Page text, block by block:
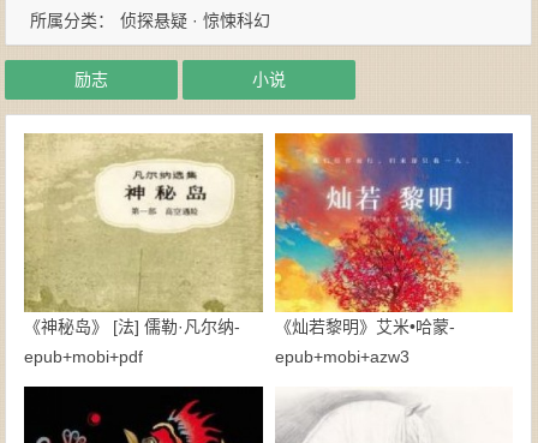
所属分类： 侦探悬疑 · 惊悚科幻
励志 小说
《神秘岛》 [法] 儒勒·凡尔纳-
epub+mobi+pdf
《灿若黎明》艾米•哈蒙-
epub+mobi+azw3